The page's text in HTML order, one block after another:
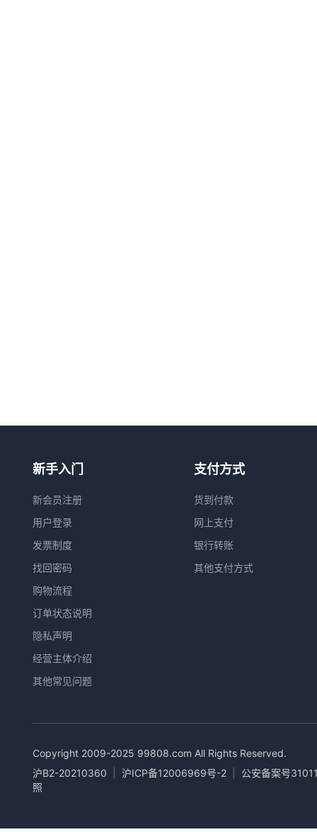
新手入门
新会员注册
用户登录
发票制度
找回密码
购物流程
订单状态说明
隐私声明
经营主体介绍
其他常见问题
支付方式
货到付款
网上支付
银行转账
其他支付方式
Copyright 2009-2025 99808.com All Rights Reserved.
沪B2-20210360
沪ICP备12006969号-2
公安备案号
照